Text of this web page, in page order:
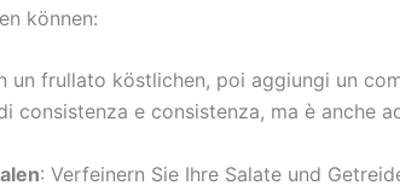
können:
un frullato köstlichen, poi aggiungi un
consistenza e consistenza, ma è anche
: Verfeinern Sie Ihre Salate und